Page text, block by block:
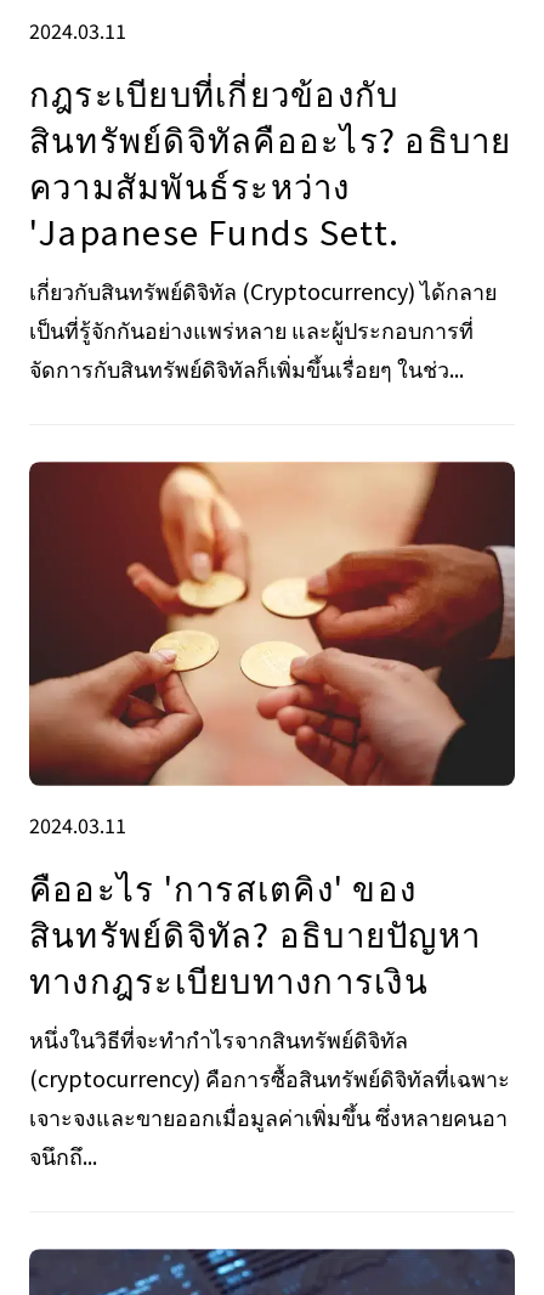
2024.03.11
กฎระเบียบที่เกี่ยวข้องกับ
สินทรัพย์ดิจิทัลคืออะไร? อธิบาย
ความสัมพันธ์ระหว่าง
'Japanese Funds Sett.
เกี่ยวกับสินทรัพย์ดิจิทัล (Cryptocurrency) ได้กลาย
เป็นที่รู้จักกันอย่างแพร่หลาย และผู้ประกอบการที่
จัดการกับสินทรัพย์ดิจิทัลก็เพิ่มขึ้นเรื่อยๆ ในช่ว...
2024.03.11
คืออะไร 'การสเตคิง' ของ
สินทรัพย์ดิจิทัล? อธิบายปัญหา
ทางกฎระเบียบทางการเงิน
หนึ่งในวิธีที่จะทำกำไรจากสินทรัพย์ดิจิทัล
(cryptocurrency) คือการซื้อสินทรัพย์ดิจิทัลที่เฉพาะ
เจาะจงและขายออกเมื่อมูลค่าเพิ่มขึ้น ซึ่งหลายคนอา
จนึกถึ...